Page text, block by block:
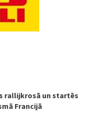
rallijkrosā un startēs
Francijā